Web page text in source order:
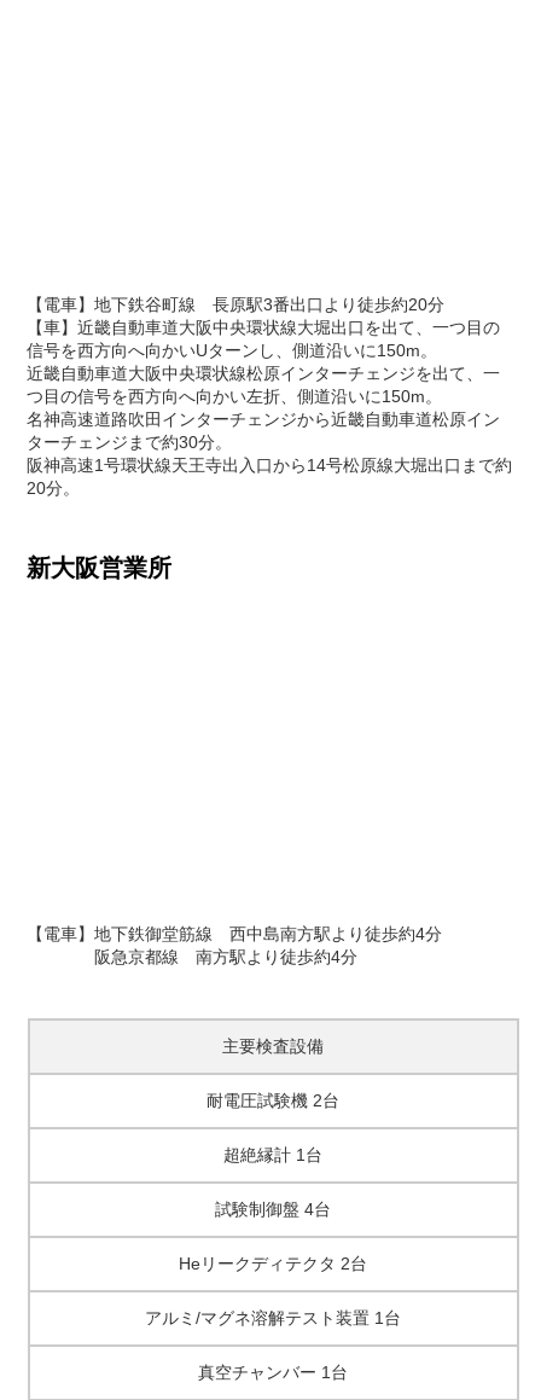
【電車】地下鉄谷町線 長原駅3番出口より徒歩約20分
【車】近畿自動車道大阪中央環状線大堀出口を出て、一つ目の
信号を西方向へ向かいUターンし、側道沿いに150m。
近畿自動車道大阪中央環状線松原インターチェンジを出て、一
つ目の信号を西方向へ向かい左折、側道沿いに150m。
名神高速道路吹田インターチェンジから近畿自動車道松原イン
ターチェンジまで約30分。
阪神高速1号環状線天王寺出入口から14号松原線大堀出口まで約
20分。
新大阪営業所
【電車】地下鉄御堂筋線 西中島南方駅より徒歩約4分
阪急京都線 南方駅より徒歩約4分
主要検査設備
耐電圧試験機 2台
超絶縁計 1台
試験制御盤 4台
Heリークディテクタ 2台
アルミ/マグネ溶解テスト装置 1台
真空チャンバー 1台